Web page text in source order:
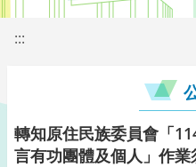
:::
轉知原住民族委員會「
言有功團體及個人」作業